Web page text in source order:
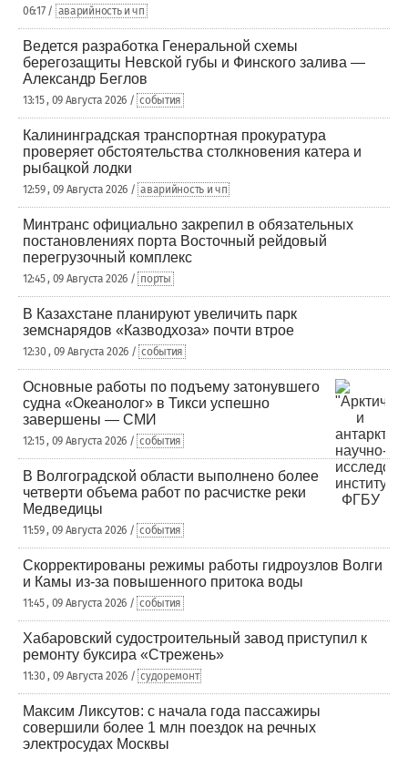
06:17 / аварийность и чп
Ведется разработка Генеральной схемы
берегозащиты Невской губы и Финского залива —
Александр Беглов
13:15 , 09 Августа 2026 / события
Калининградская транспортная прокуратура
проверяет обстоятельства столкновения катера и
рыбацкой лодки
12:59 , 09 Августа 2026 / аварийность и чп
Минтранс официально закрепил в обязательных
постановлениях порта Восточный рейдовый
перегрузочный комплекс
12:45 , 09 Августа 2026 / порты
В Казахстане планируют увеличить парк
земснарядов «Казводхоза» почти втрое
12:30 , 09 Августа 2026 / события
Основные работы по подъему затонувшего
судна «Океанолог» в Тикси успешно
завершены — СМИ
12:15 , 09 Августа 2026 / события
В Волгоградской области выполнено более
четверти объема работ по расчистке реки
Медведицы
11:59 , 09 Августа 2026 / события
Скорректированы режимы работы гидроузлов Волги
и Камы из-за повышенного притока воды
11:45 , 09 Августа 2026 / события
Хабаровский судостроительный завод приступил к
ремонту буксира «Стрежень»
11:30 , 09 Августа 2026 / судоремонт
Максим Ликсутов: с начала года пассажиры
совершили более 1 млн поездок на речных
электросудах Москвы